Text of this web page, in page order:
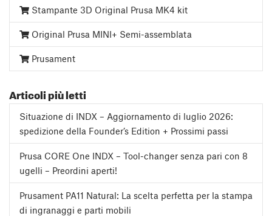
Stampante 3D Original Prusa MK4 kit
Original Prusa MINI+ Semi-assemblata
Prusament
Articoli più letti
Situazione di INDX – Aggiornamento di luglio 2026:
spedizione della Founder’s Edition + Prossimi passi
Prusa CORE One INDX – Tool-changer senza pari con 8
ugelli – Preordini aperti!
Prusament PA11 Natural: La scelta perfetta per la stampa
di ingranaggi e parti mobili